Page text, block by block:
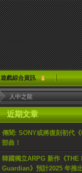
遊戲綜合資訊
近期文章
傳聞: SONY或將復刻初代
部曲！
韓國獨立ARPG 新作《
Guardian》預計2025 年推